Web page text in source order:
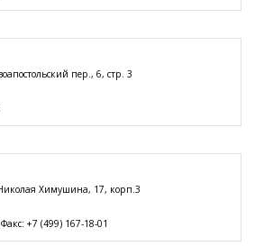
пер., 6, стр. 3
Химушина, 17, корп.3
+7 (499) 167-18-01